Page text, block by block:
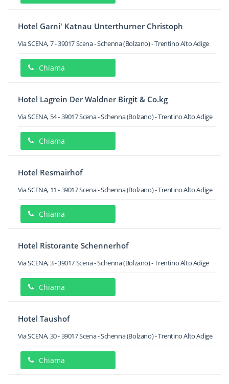
Hotel Garni' Katnau Unterthurner Christoph
Via SCENA, 7-39017Scena - Schenna(Bolzano) -Trentino Alto Adige
Chiama
Hotel Lagrein Der Waldner Birgit & Co.kg
Via SCENA, 54-39017Scena - Schenna(Bolzano) -Trentino Alto Adige
Chiama
Hotel Resmairhof
Via SCENA, 11 -39017Scena - Schenna(Bolzano) -Trentino Alto Adige
Chiama
Hotel Ristorante Schennerhof
Via SCENA, 3-39017Scena - Schenna(Bolzano) -Trentino Alto Adige
Chiama
Hotel Taushof
Via SCENA, 30-39017Scena - Schenna(Bolzano) -Trentino Alto Adige
Chiama